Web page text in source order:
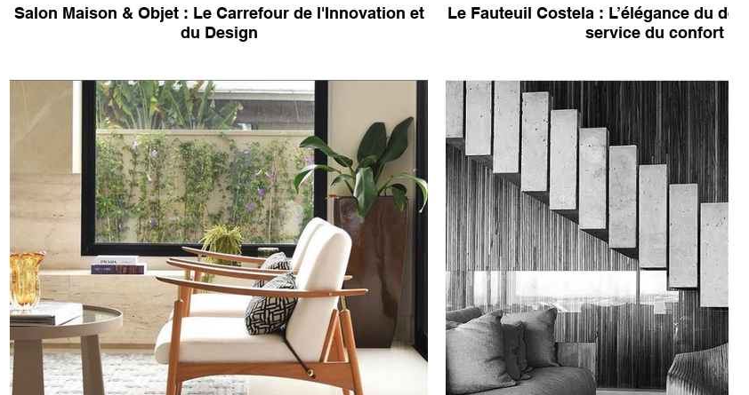
Salon Maison & Objet : Le Carrefour de l'Innovation et
du Design
Le Fauteuil Costela : L’élégance du
service du confort